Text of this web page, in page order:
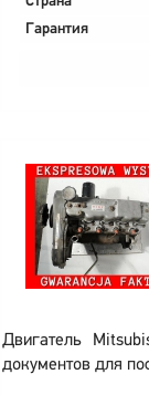
Гарантия
Двигатель
документов для